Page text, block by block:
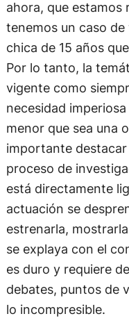
ahora, que estamos
tenemos un caso
chica de 15 años
Por lo tanto, la
vigente como
necesidad
menor que sea una
importante
proceso de
está directamente
actuación se
estrenarla,
se explaya con el
es duro y requiere
debates, puntos de
lo incompresible.